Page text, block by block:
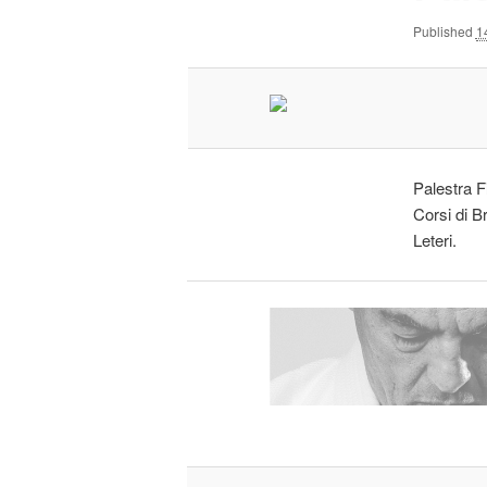
Published
Palestra
Corsi di
Leteri.